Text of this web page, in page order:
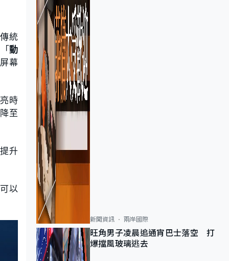
統
動
幕
時
至
升
以
新聞資訊 兩岸國際
旺角男子凌晨追通宵巴士落空 打
爆擋風玻璃逃去